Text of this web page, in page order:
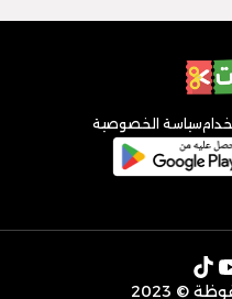
سياسة الخصوصية
© 2023